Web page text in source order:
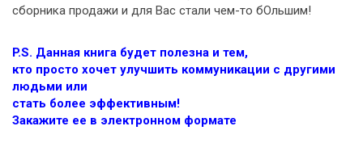
сборника продажи и для Вас стали чем-то бОльшим!
P.S. Данная книга будет полезна и тем,
кто просто хочет улучшить коммуникации с другими
людьми или
стать более эффективным!
Закажите ее в электронном формате